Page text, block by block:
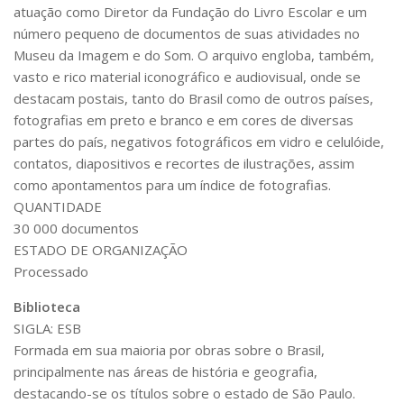
Contratos
PCA
Divisão Administrativa Financeira
Sobre
Divisão de Apoio e Divulgação
Transparência
Acervo
Arquivo
Sobre
Ações e Parcerias
Eventos
atuação como Diretor da Fundação do Livro Escolar e um
número pequeno de documentos de suas atividades no
Museu da Imagem e do Som. O arquivo engloba, também,
vasto e rico material iconográfico e audiovisual, onde se
destacam postais, tanto do Brasil como de outros países,
fotografias em preto e branco e em cores de diversas
partes do país, negativos fotográficos em vidro e celulóide,
contatos, diapositivos e recortes de ilustrações, assim
como apontamentos para um índice de fotografias.
QUANTIDADE
30 000 documentos
ESTADO DE ORGANIZAÇÃO
Processado
Biblioteca
SIGLA: ESB
Formada em sua maioria por obras sobre o Brasil,
principalmente nas áreas de história e geografia,
destacando-se os títulos sobre o estado de São Paulo.